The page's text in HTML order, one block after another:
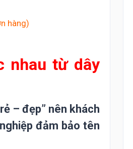
hàng)
nhau từ dây
– đẹp” nên khách
đảm bảo tên